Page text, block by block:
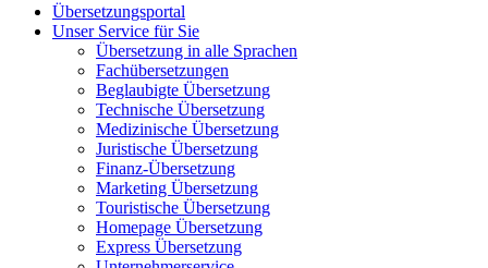
Übersetzungsportal
Unser Service für Sie
Übersetzung in alle Sprachen
Fachübersetzungen
Beglaubigte Übersetzung
Technische Übersetzung
Medizinische Übersetzung
Juristische Übersetzung
Finanz-Übersetzung
Marketing Übersetzung
Touristische Übersetzung
Homepage Übersetzung
Express Übersetzung